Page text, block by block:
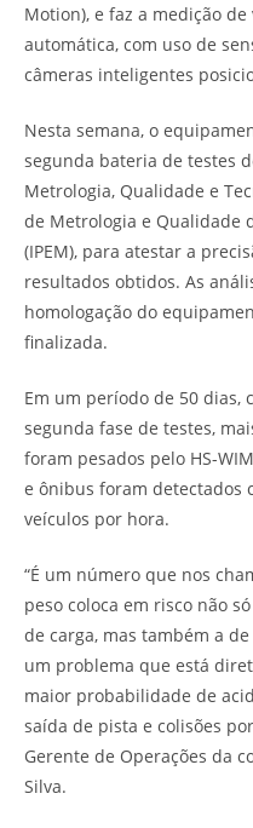
Motion), e faz a medição
automática, com uso de
câmeras inteligentes
Nesta semana, o
segunda bateria de testes
Metrologia, Qualidade e
de Metrologia e Qualidade
(IPEM), para atestar a
resultados obtidos. As
homologação do
finalizada.
Em um período de 50 dias,
segunda fase de testes,
foram pesados pelo HS-
e ônibus foram detectados
veículos por hora.
“É um número que nos
peso coloca em risco não
de carga, mas também a
um problema que está
maior probabilidade de
saída de pista e colisões
Gerente de Operações da
Silva.